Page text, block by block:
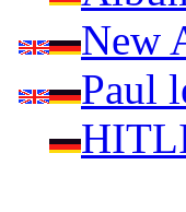
New
Paul